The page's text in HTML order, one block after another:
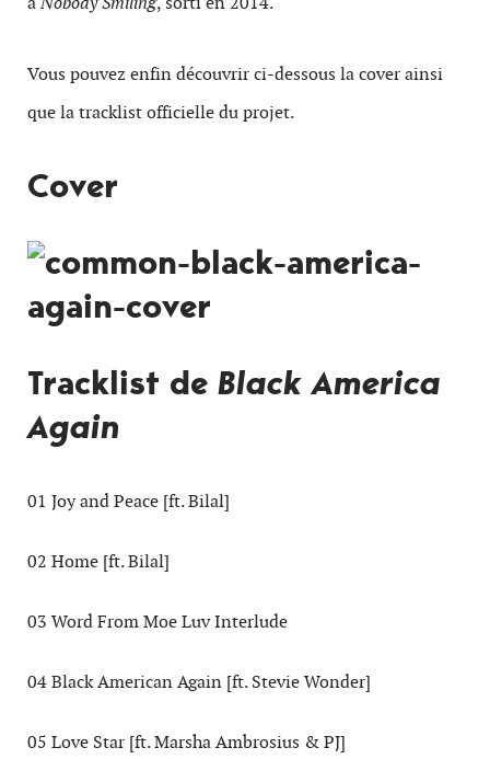
Vous pouvez enfin découvrir ci-dessous la cover ainsi
que la tracklist officielle du projet.
Cover
Tracklist de Black America
Again
01 Joy and Peace [ft. Bilal]
02 Home [ft. Bilal]
03 Word From Moe Luv Interlude
04 Black American Again [ft. Stevie Wonder]
05 Love Star [ft. Marsha Ambrosius & PJ]